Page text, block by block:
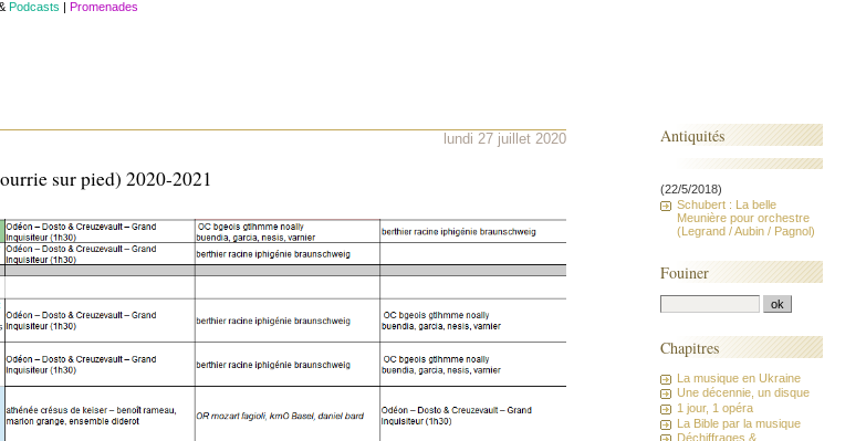
Podcasts | Promenades
lundi 27 juillet 2020
sur pied) 2020-2021
Antiquités
(22/5/2018)
Schubert : La belle
Meunière pour orchestre
(Legrand / Aubin / Pagnol)
Fouiner
Chapitres
La musique en Ukraine
Une décennie, un disque
1 jour, 1 opéra
La Bible par la musique
Déchiffrages &